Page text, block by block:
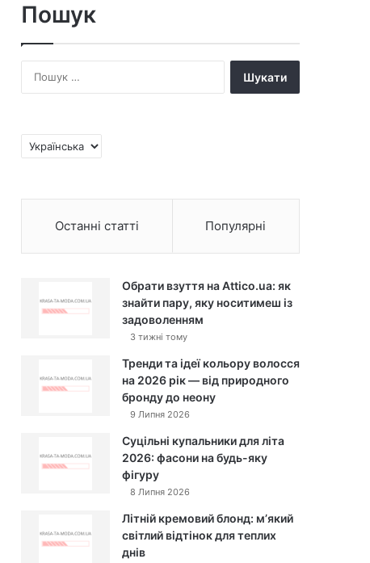
Пошук
и
Останні статті Популярні
Обрати взуття на Attico.ua: як
знайти пару, яку носитимеш із
задоволенням
3 тижні тому
Тренди та ідеї кольору волосся
на 2026 рік — від природного
бронду до неону
9 Липня 2026
Суцільні купальники для літа
2026: фасони на будь-яку
фігуру
8 Липня 2026
Літній кремовий блонд: м’який
світлий відтінок для теплих
днів